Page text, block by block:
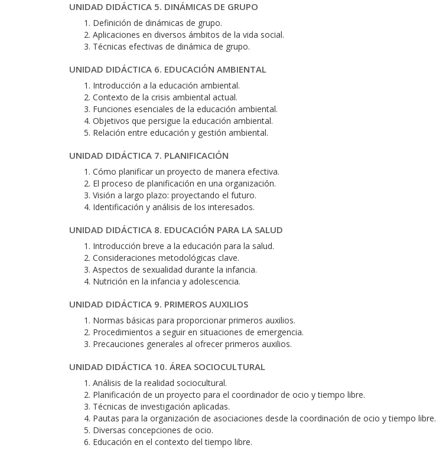
UNIDAD DIDÁCTICA 5. DINÁMICAS DE GRUPO
Definición de dinámicas de grupo.
Aplicaciones en diversos ámbitos de la vida social.
Técnicas efectivas de dinámica de grupo.
UNIDAD DIDÁCTICA 6. EDUCACIÓN AMBIENTAL
Introducción a la educación ambiental.
Contexto de la crisis ambiental actual.
Funciones esenciales de la educación ambiental.
Objetivos que persigue la educación ambiental.
Relación entre educación y gestión ambiental.
UNIDAD DIDÁCTICA 7. PLANIFICACIÓN
Cómo planificar un proyecto de manera efectiva.
El proceso de planificación en una organización.
Visión a largo plazo: proyectando el futuro.
Identificación y análisis de los interesados.
UNIDAD DIDÁCTICA 8. EDUCACIÓN PARA LA SALUD
Introducción breve a la educación para la salud.
Consideraciones metodológicas clave.
Aspectos de sexualidad durante la infancia.
Nutrición en la infancia y adolescencia.
UNIDAD DIDÁCTICA 9. PRIMEROS AUXILIOS
Normas básicas para proporcionar primeros auxilios.
Procedimientos a seguir en situaciones de emergencia.
Precauciones generales al ofrecer primeros auxilios.
UNIDAD DIDÁCTICA 10. ÁREA SOCIOCULTURAL
Análisis de la realidad sociocultural.
Planificación de un proyecto para el coordinador de ocio y tiempo libre.
Técnicas de investigación aplicadas.
Pautas para la organización de asociaciones desde la coordinación de ocio y tiempo libre.
Diversas concepciones de ocio.
Educación en el contexto del tiempo libre.